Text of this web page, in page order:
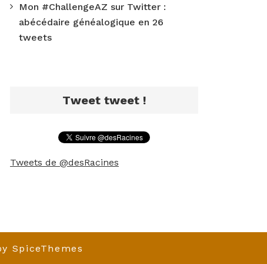
Mon #ChallengeAZ sur Twitter :
abécédaire généalogique en 26
tweets
Tweet tweet !
Tweets de @desRacines
SpiceThemes